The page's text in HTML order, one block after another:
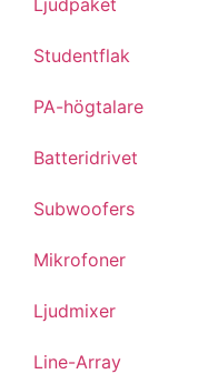
Ljudpaket
Studentflak
PA-högtalare
Batteridrivet
Subwoofers
Mikrofoner
Ljudmixer
Line-Array